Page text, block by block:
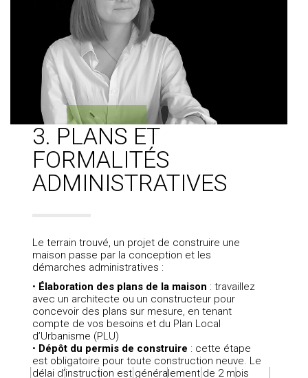
3. PLANS ET
FORMALITÉS
ADMINISTRATIVES
Le terrain trouvé, un projet de construire une
maison passe par la conception et les
démarches administratives :
• Élaboration des plans de la maison : travaillez
avec un architecte ou un constructeur pour
concevoir des plans sur mesure, en tenant
compte de vos besoins et du Plan Local
d’Urbanisme (PLU)
• Dépôt du permis de construire : cette étape
est obligatoire pour toute construction neuve. Le
délai d’instruction est généralement de 2 mois